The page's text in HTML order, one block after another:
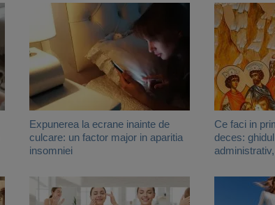
Expunerea la ecrane inainte de
culcare: un factor major in aparitia
insomniei
Ce faci in
deces: